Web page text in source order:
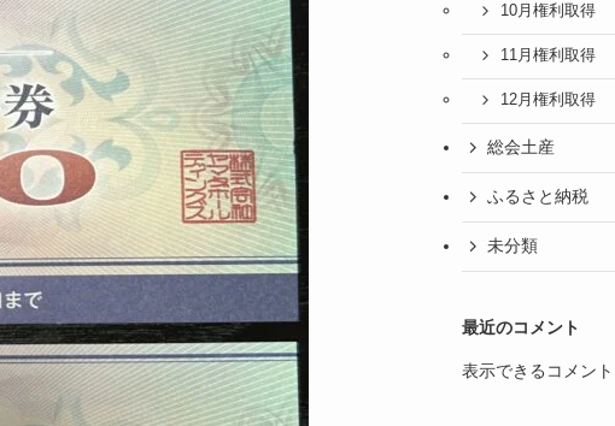
10月権利取得
11月権利取得
12月権利取得
総会土産
ふるさと納税
未分類
最近のコメント
表示できるコメント